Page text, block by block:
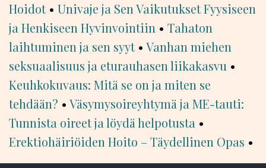
Hoidot• Univaje ja Sen Vaikutukset Fyysiseen
ja Henkiseen Hyvinvointiin • Tahaton
laihtuminen ja sen syyt• Vanhan miehen
seksuaalisuus ja eturauhasen liikakasvu •
Keuhkokuvaus: Mitä se on ja miten se
tehdään? • Väsymysoireyhtymä ja ME-tauti:
Tunnista oireet ja löydä helpotusta •
Erektiohäiriöiden Hoito – Täydellinen Opas •